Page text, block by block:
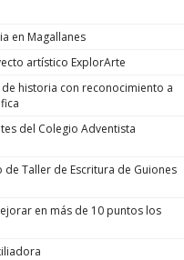
en Magallanes
artístico ExplorArte
historia con reconocimiento a
del Colegio Adventista
Taller de Escritura de Guiones
en más de 10 puntos los